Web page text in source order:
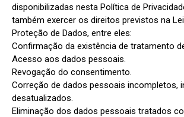
disponibilizadas nesta Política de
também exercer os direitos previstos na
Proteção de Dados, entre eles:
Confirmação da existência de tratamento
Acesso aos dados pessoais.
Revogação do consentimento.
Correção de dados pessoais incompletos,
desatualizados.
Eliminação dos dados pessoais tratados